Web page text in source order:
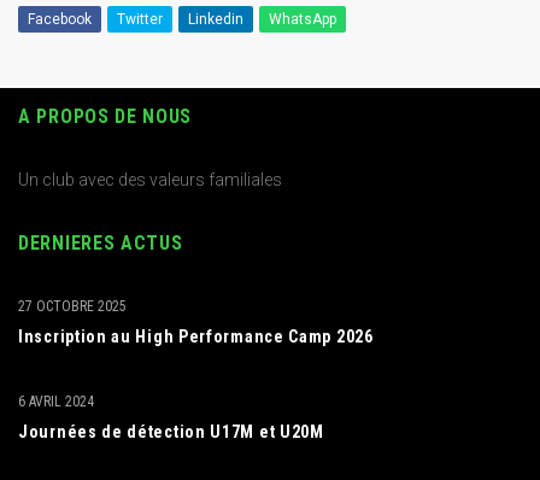
Facebook Twitter Linkedin WhatsApp
A PROPOS DE NOUS
Un club avec des valeurs familiales
DERNIERES ACTUS
Inscription au High Performance Camp 2026
27 OCTOBRE 2025
Journées de détection U17M et U20M
6 AVRIL 2024